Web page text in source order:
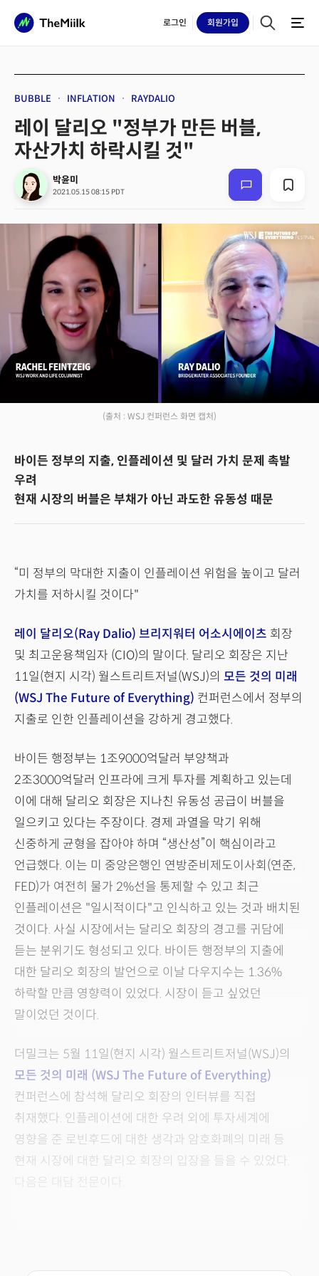
로그인 회원가입
BUBBLE INFLATION RAYDALIO
레이 달리오 "정부가 만든 버블,
자산가치 하락시킬 것"
박윤미
2021.05.15 08:15 PDT
(출처 : WSJ 컨퍼런스 화면 캡처)
바이든 정부의 지출, 인플레이션 및 달러 가치 문제 촉발
우려
현재 시장의 버블은 부채가 아닌 과도한 유동성 때문
“미 정부의 막대한 지출이 인플레이션 위험을 높이고 달러
가치를 저하시킬 것이다"
레이 달리오(Ray Dalio) 브리지워터 어소시에이츠 회장
및 최고운용책임자 (CIO)의 말이다. 달리오 회장은 지난
11일(현지 시각) 월스트리트저널(WSJ)의 모든 것의 미래
(WSJ The Future of Everything) 컨퍼런스에서 정부의
지출로 인한 인플레이션을 강하게 경고했다.
바이든 행정부는 1조9000억달러 부양책과
2조3000억달러 인프라에 크게 투자를 계획하고 있는데
이에 대해 달리오 회장은 지나친 유동성 공급이 버블을
일으키고 있다는 주장이다. 경제 과열을 막기 위해
신중하게 균형을 잡아야 하며 “생산성”이 핵심이라고
언급했다. 이는 미 중앙은행인 연방준비제도이사회(연준,
FED)가 여전히 물가 2%선을 통제할 수 있고 최근
인플레이션은 "일시적이다"고 인식하고 있는 것과 배치된
것이다. 사실 시장에서는 달리오 회장의 경고를 귀담에
듣는 분위기도 형성되고 있다. 바이든 행정부의 지출에
대한 달리오 회장의 발언으로 이날 다우지수는 1.36%
하락할 만큼 영향력이 있었다. 시장이 듣고 싶었던
말이었던 것이다.
더밀크는 5월 11일(현지 시각) 월스트리트저널(WSJ)의
모든 것의 미래 (WSJ The Future of Everything)
컨퍼런스에 참석해 달리오 회장의 인터뷰를 직접
취재했다. 인플레이션에 대한 우려 외에 투자세계에
영향을 준 로빈후드에 대한 생각과 암호화폐의 미래 등
현재 시장에 대한 달리오 회장의 입장을 들을 수 있었다.
다음은 대담 전문이다.